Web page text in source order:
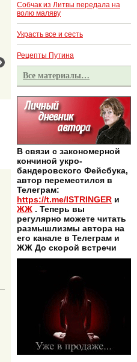
Собчак из Литвы передала на
волю маляву
Украсть все и сесть
Рецепты Путина
Все материалы…
В связи с закономерной
кончиной укро-
бандеровского Фейсбука,
автор переместился в
Телеграм:
https://t.me/ISTRINGER и
ЖЖ . Теперь вы
регулярно можете читать
размышлизмы автора на
его канале в Телеграм и
ЖЖ До скорой встречи